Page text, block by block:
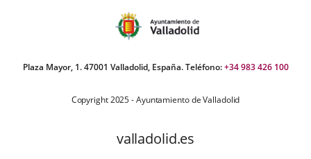
Plaza Mayor, 1. 47001 Valladolid, España. Teléfono:+34 983 426 100
Copyright 2025 - Ayuntamiento de Valladolid
valladolid.es